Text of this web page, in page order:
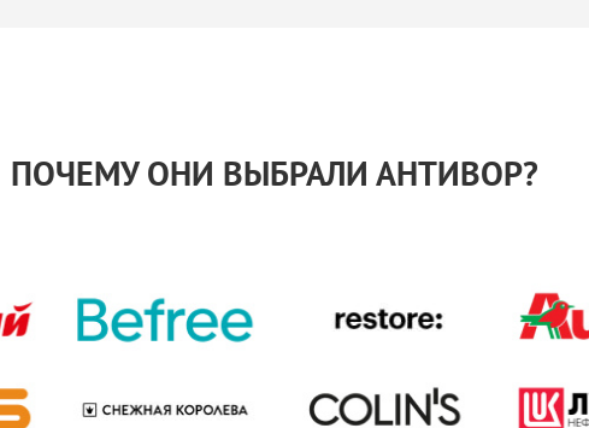
ПОЧЕМУ ОНИ ВЫБРАЛИ АНТИВОР?